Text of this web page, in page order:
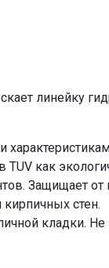
линейку
как
Защищает
стен.
кладки. Не